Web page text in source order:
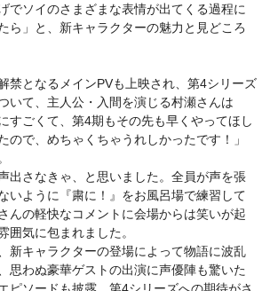
でソイのさまざまな表情が出てくる過程に
ら」と、新キャラクターの魅力と見どころ
禁となるメインPVも上映され、第4シリーズ
いて、主人公・入間を演じる村瀬さんは
すごくて、第4期もその先も早くやってほし
ので、めちゃくちゃうれしかったです！」
出さなきゃ、と思いました。全員が声を張
いように『粛に！』をお風呂場で練習して
んの軽快なコメントに会場からは笑いが起
囲気に包まれました。
新キャラクターの登場によって物語に波乱
思わぬ豪華ゲストの出演に声優陣も驚いた